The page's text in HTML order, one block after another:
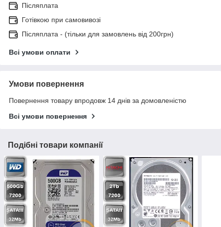
Післяплата
Готівкою при самовивозі
Післяплата - (тільки для замовлень від 200грн)
Всі умови оплати
Умови повернення
Повернення товару впродовж 14 днів за домовленістю
Всі умови повернення
Подібні товари компанії